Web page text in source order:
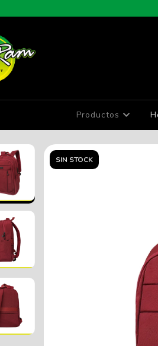
Productos
SIN STOCK